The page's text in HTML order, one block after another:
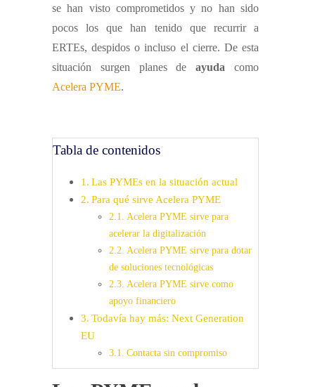
se han visto comprometidos y no han sido
pocos los que han tenido que recurrir a
ERTEs, despidos o incluso el cierre. De esta
situación surgen planes deayuda como
Acelera PYME.
Tabla de contenidos
Las PYMEs en la situación actual
Para qué sirve Acelera PYME
Acelera PYME sirve para
acelerar la digitalización
Acelera PYME sirve para dotar
de soluciones tecnológicas
Acelera PYME sirve como
apoyo financiero
Todavía hay más: Next Generation
EU
Contacta sin compromiso